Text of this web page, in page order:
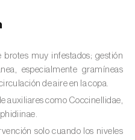
(Halyomorpha
apterus)
viridula )
muy infestados; gestión
especialmente gramíneas
de aire en la copa.
auxiliares como Coccinellidae,
solo cuando los niveles